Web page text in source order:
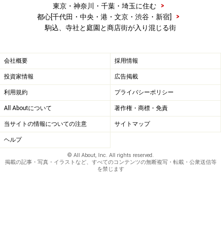
東京・神奈川・千葉・埼玉に住む
>
都心[千代田・中央・港・文京・渋谷・新宿]
>
駒込、寺社と庭園と商店街が入り混じる街
会社概要 採用情報
投資家情報 広告掲載
利用規約 プライバシーポリシー
All Aboutについて 著作権・商標・免責
当サイトの情報についての注意 サイトマップ
ヘルプ
© All About, Inc. All rights reserved.
掲載の記事・写真・イラストなど、すべてのコンテンツの無断複写・転載・公衆送信等
を禁じます